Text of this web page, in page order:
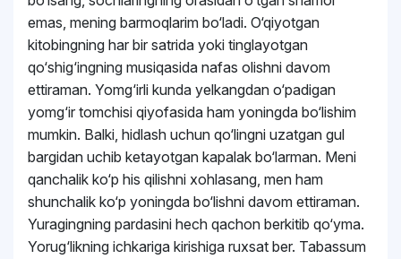
emas, mening barmoqlarim bo‘ladi. O‘qiyotgan
kitobingning har bir satrida yoki tinglayotgan
qo‘shig‘ingning musiqasida nafas olishni davom
ettiraman. Yomg‘irli kunda yelkangdan o‘padigan
yomg‘ir tomchisi qiyofasida ham yoningda bo‘lishim
mumkin. Balki, hidlash uchun qo‘lingni uzatgan gul
bargidan uchib ketayotgan kapalak bo‘larman. Meni
qanchalik ko‘p his qilishni xohlasang, men ham
shunchalik ko‘p yoningda bo‘lishni davom ettiraman.
Yuragingning pardasini hech qachon berkitib qo‘yma.
Yorug‘likning ichkariga kirishiga ruxsat ber. Tabassum